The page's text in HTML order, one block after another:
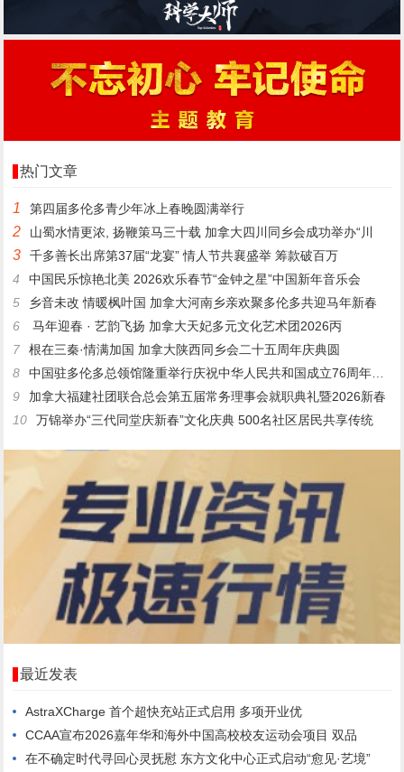
热门文章
1 第四届多伦多青少年冰上春晚圆满举行
2 山蜀水情更浓, 扬鞭策马三十载 加拿大四川同乡会成功举办“川
3
千多善长出席第37届“龙宴” 情人节共襄盛举 筹款破百万
4
中国民乐惊艳北美 2026欢乐春节“金钟之星”中国新年音乐会
5
乡音未改 情暖枫叶国 加拿大河南乡亲欢聚多伦多共迎马年新春
6
马年迎春 · 艺韵飞扬 加拿大天妃多元文化艺术团2026丙
7
根在三秦·情满加国 加拿大陕西同乡会二十五周年庆典圆
8
中国驻多伦多总领馆隆重举行庆祝中华人民共和国成立76周年暨中
9
加拿大福建社团联合总会第五届常务理事会就职典礼暨2026新春
10
万锦举办“三代同堂庆新春”文化庆典 500名社区居民共享传统
最近发表
AstraXCharge 首个超快充站正式启用 多项开业优
CCAA宣布2026嘉年华和海外中国高校校友运动会项目 双品
在不确定时代寻回心灵抚慰 东方文化中心正式启动“愈见·艺境”